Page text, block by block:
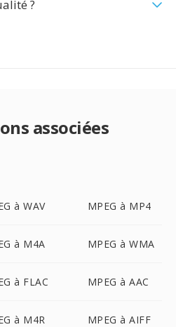
?
associées
à WAV MPEG à MP4
à M4A MPEG à WMA
à FLAC MPEG à AAC
à M4R MPEG à AIFF